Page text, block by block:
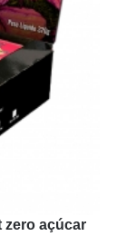
zero açúcar